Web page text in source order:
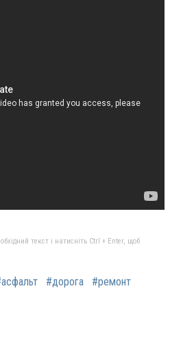
текст і натисніть Ctrl + Enter, щоб
#дорога #ремонт